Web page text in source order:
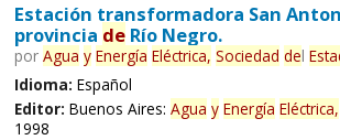
Estación transformadora San
provincia deRío Negro.
por Agua y Energía Eléctrica, Sociedad del
Idioma: Español
Editor: Buenos Aires: Agua y Energía Eléctrica,
1998